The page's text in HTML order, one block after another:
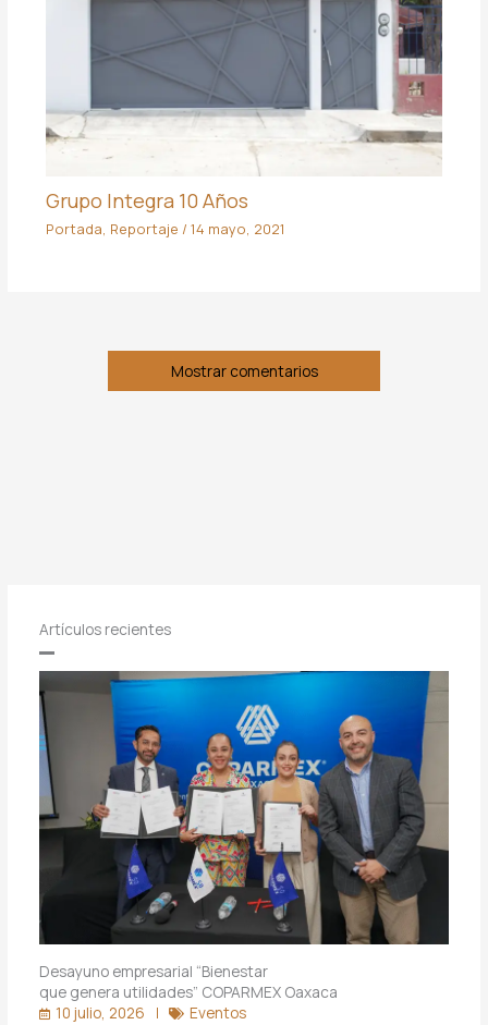
Grupo Integra 10 Años
Portada, Reportaje / 14 mayo, 2021
Mostrar comentarios
Artículos recientes
Desayuno empresarial “Bienestar
que genera utilidades” COPARMEX Oaxaca
10 julio, 2026
Eventos